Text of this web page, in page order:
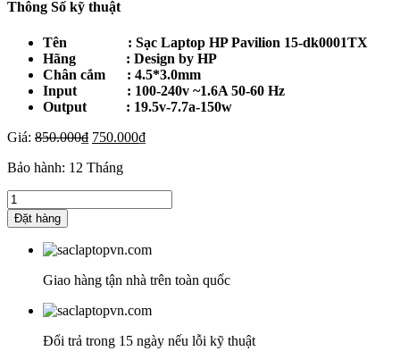
Thông Số kỹ thuật
Tên : Sạc Laptop HP Pavilion 15-dk0001TX
Hãng : Design by HP
Chân cắm : 4.5*3.0mm
Input : 100-240v ~1.6A 50-60 Hz
Output : 19.5v-7.7a-150w
Giá: 850.000₫ Giá
là:
750.000₫Giá
Bảo hành: 12 Tháng
Sạc
Laptop
HP
Pavilion
dk0001TX
lượng
Đặt hàng
Giao hàng tận nhà trên toàn quốc
Đổi trả trong 15 ngày nếu lỗi kỹ thuật